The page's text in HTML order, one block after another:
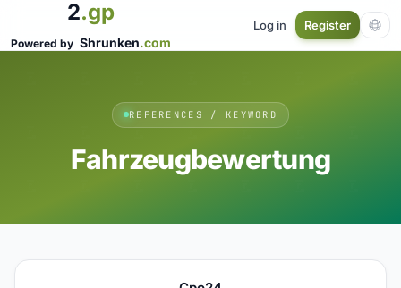
2.gp
Powered by Shrunken.com
Log in Register
REFERENCES / KEYWORD
Fahrzeugbewertung